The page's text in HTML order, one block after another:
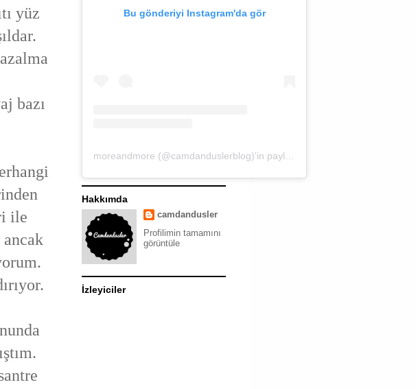
yüz
bazı
ile
Bu gönderiyi Instagram'da gör
Hakkımda
camdandusler
Profilimin tamamını
görüntüle
İzleyiciler